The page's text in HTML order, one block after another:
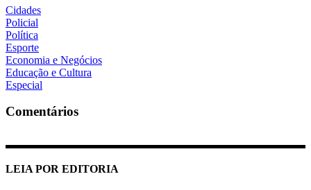
Cidades
Policial
Política
Esporte
Economia e Negócios
Educação e Cultura
Especial
Comentários
LEIA POR EDITORIA